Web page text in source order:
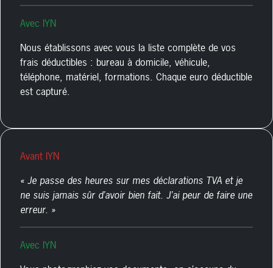
Avec IYN
Nous établissons avec vous la liste complète de vos
frais déductibles : bureau à domicile, véhicule,
téléphone, matériel, formations. Chaque euro déductible
est capturé.
Avant IYN
« Je passe des heures sur mes déclarations TVA et je
ne suis jamais sûr d’avoir bien fait. J’ai peur de faire une
erreur. »
Avec IYN